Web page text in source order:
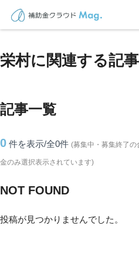
TOP > 補助金・助成金詳細>長野県
栄村に関連する記事
記事一覧
0 件を表示/全0件 (募集中・募集終了
金のみ選択表示されています)
NOT FOUND
投稿が見つかりませんでした。